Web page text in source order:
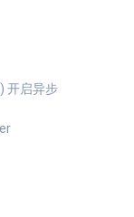
开启异步